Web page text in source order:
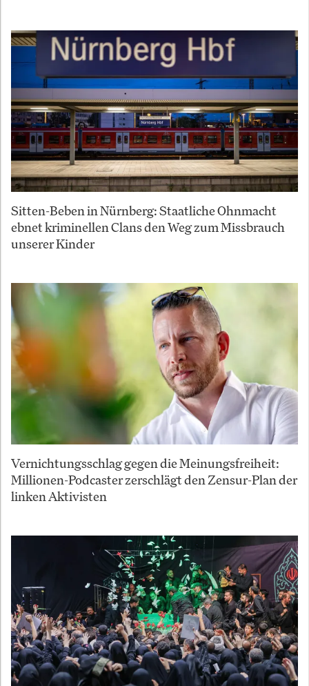
Sitten-Beben in Nürnberg: Staatliche Ohnmacht
ebnet kriminellen Clans den Weg zum Missbrauch
unserer Kinder
Vernichtungsschlag gegen die Meinungsfreiheit:
Millionen-Podcaster zerschlägt den Zensur-Plan der
linken Aktivisten